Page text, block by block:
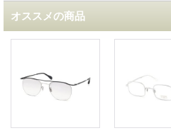
オススメの商品